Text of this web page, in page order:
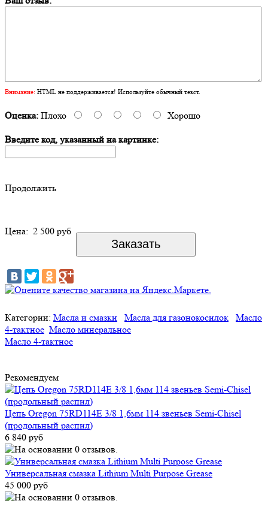
Внимание: HTML не поддерживается! Используйте обычный текст.
Оценка: Плохо Хорошо
Введите код, указанный на картинке:
Продолжить
Цена: 2 500 руб
Категории: Масла и смазки Масла для газонокосилок
Масло
4-тактное Масло минеральное
Масло 4-тактное
Рекомендуем
Цепь Oregon 75RD114E 3/8 1,6мм 114 звеньев Semi-Chisel
(продольный распил)
6 840 руб
Универсальная смазка Lithium Multi Purpose Grease
45 000 руб